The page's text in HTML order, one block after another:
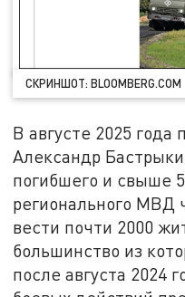
СКРИНШОТ: BLOOMBERG.COM
В августе 2025
Александр
погибшего и свыше
регионального МВД
вести почти 2000
большинство из
после августа 2024